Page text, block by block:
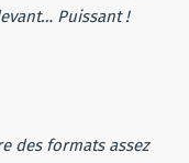
Puissant !
des formats assez